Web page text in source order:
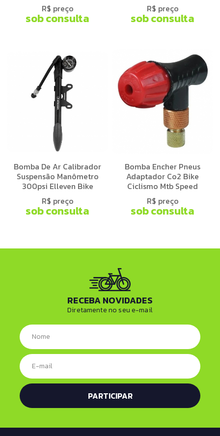
R$ preço
sob consulta
R$ preço
sob consulta
Bomba De Ar Calibrador
Suspensão Manômetro
300psi Elleven Bike
R$ preço
sob consulta
Bomba Encher Pneus
Adaptador Co2 Bike
Ciclismo Mtb Speed
R$ preço
sob consulta
RECEBA NOVIDADES
Diretamente no seu e-mail